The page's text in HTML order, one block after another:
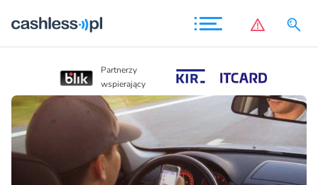
Partnerzy
wspierający